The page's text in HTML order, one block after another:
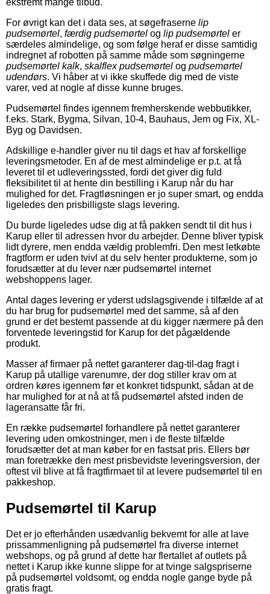
For øvrigt kan det i data ses, at søgefraserne lip
pudsemørtel, færdig pudsemørtel og lip pudsemørtel er
særdeles almindelige, og som følge heraf er disse samtidig
indregnet af robotten på samme måde som søgningerne
pudsemørtel kalk, skalflex pudsemørtel og pudsemørtel
udendørs. Vi håber at vi ikke skuffede dig med de viste
varer, ved at nogle af disse kunne bruges.
Pudsemørtel findes igennem fremherskende webbutikker,
f.eks. Stark, Bygma, Silvan, 10-4, Bauhaus, Jem og Fix, XL-
Byg og Davidsen.
Adskillige e-handler giver nu til dags et hav af forskellige
leveringsmetoder. En af de mest almindelige er p.t. at få
leveret til et udleveringssted, fordi det giver dig fuld
fleksibilitet til at hente din bestilling i Karup når du har
mulighed for det. Fragtløsningen er jo super smart, og endda
ligeledes den prisbilligste slags levering.
Du burde ligeledes udse dig at få pakken sendt til dit hus i
Karup eller til adressen hvor du arbejder. Denne bliver typisk
lidt dyrere, men endda vældig problemfri. Den mest letkøbte
fragtform er uden tvivl at du selv henter produkterne, som jo
forudsætter at du lever nær pudsemørtel internet
webshoppens lager.
Antal dages levering er yderst udslagsgivende i tilfælde af at
du har brug for pudsemørtel med det samme, så af den
grund er det bestemt passende at du kigger nærmere på den
forventede leveringstid for Karup for det pågældende
produkt.
Masser af firmaer på nettet garanterer dag-til-dag fragt i
Karup på utallige varenumre, der dog stiller krav om at
ordren køres igennem før et konkret tidspunkt, sådan at de
har mulighed for at nå at få pudsemørtel afsted inden de
lageransatte får fri.
En række pudsemørtel forhandlere på nettet garanterer
levering uden omkostninger, men i de fleste tilfælde
forudsætter det at man køber for en fastsat pris. Ellers bør
man foretrække den mest prisbevidste leveringsversion, der
oftest vil blive at få fragtfirmaet til at levere pudsemørtel til en
pakkeshop.
Pudsemørtel til Karup
Det er jo efterhånden usædvanlig bekvemt for alle at lave
prissammenligning på pudsemørtel fra diverse internet
webshops, og på grund af dette har flertallet af outlets på
nettet i Karup ikke kunne slippe for at tvinge salgspriserne
på pudsemørtel voldsomt, og endda nogle gange byde på
gratis fragt.